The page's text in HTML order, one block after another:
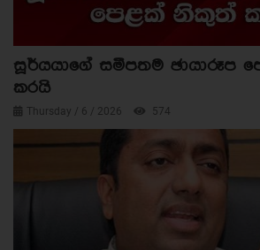
සූර්යයාගේ සමීපතම ඡායාරූප
කරයි
Thursday / 6 / 2026 574